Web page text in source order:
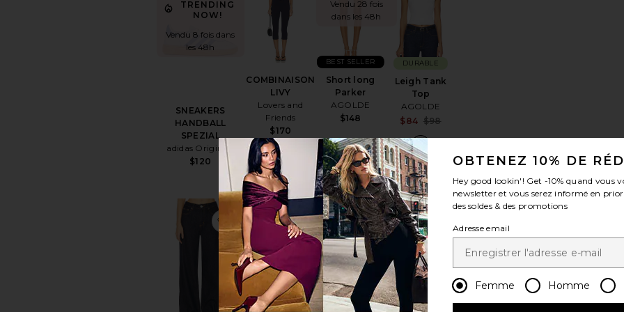
TRENDING
NOW!
Vendu 8 fois dans
les 48h
SNEAKERS
HANDBALL
SPEZIAL
adidas Originals
$120
COMBINAISON
LIVY
Lovers and
Friends
$170
Vendu 28 fois
dans les 48h
Short long
Parker
AGOLDE
$148
BEST SELLER
Leigh Tank
Top
AGOLDE
$84 $98
DURABLE
ajouter aux préférésLisa Jeansajouter aux préférésLUNETTES DE SOLEIL SUBZERO
ajouter aux préférésBLOUSON
OBTENEZ 10% DE
Hey good lookin'! Get -10% quand vous
newsletter et vous serez informé en
des soldes & des promotions
Adresse email
Femme Homme